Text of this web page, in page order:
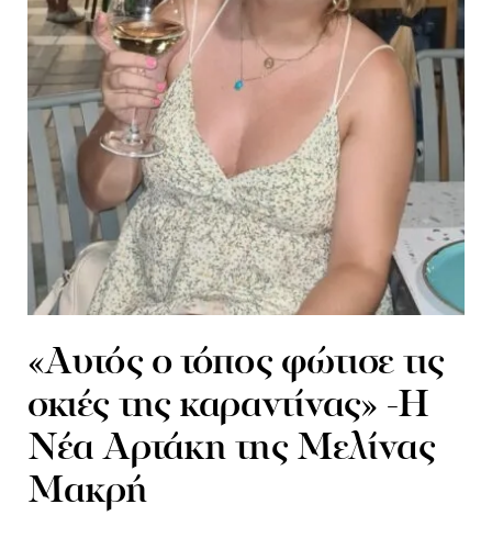
«Αυτός ο τόπος φώτισε τις
σκιές της καραντίνας» -Η
Νέα Αρτάκη της Μελίνας
Μακρή